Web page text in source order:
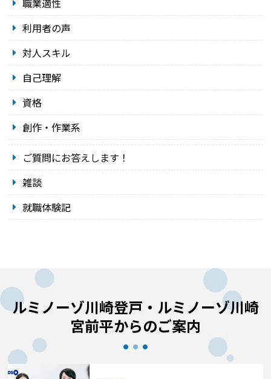
職業適性
利用者の声
対人スキル
自己理解
資格
創作・作業系
ご質問にお答えします！
雑談
就職体験記
ルミノーゾ川崎登戸・ルミノーゾ川崎
宮前平からのご案内